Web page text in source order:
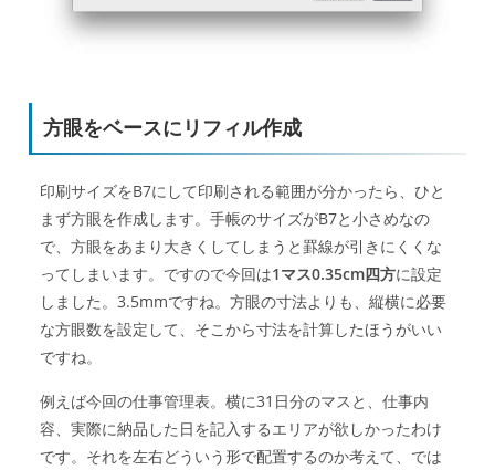
方眼をベースにリフィル作成
印刷サイズをB7にして印刷される範囲が分かったら、ひと
まず方眼を作成します。手帳のサイズがB7と小さめなの
で、方眼をあまり大きくしてしまうと罫線が引きにくくな
ってしまいます。ですので今回は1マス0.35cm四方に設定
しました。3.5mmですね。方眼の寸法よりも、縦横に必要
な方眼数を設定して、そこから寸法を計算したほうがいい
ですね。
例えば今回の仕事管理表。横に31日分のマスと、仕事内
容、実際に納品した日を記入するエリアが欲しかったわけ
です。それを左右どういう形で配置するのか考えて、では